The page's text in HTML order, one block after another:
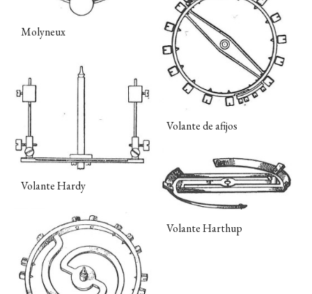
Molyneux
Volante de afijos
Volante Hardy
Volante Harthup